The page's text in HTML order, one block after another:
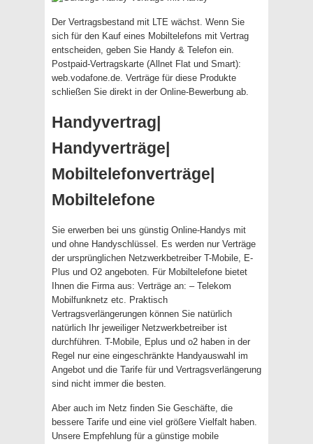
Der Vertragsbestand mit LTE wächst. Wenn Sie
sich für den Kauf eines Mobiltelefons mit Vertrag
entscheiden, geben Sie Handy & Telefon ein.
Postpaid-Vertragskarte (Allnet Flat und Smart):
web.vodafone.de. Verträge für diese Produkte
schließen Sie direkt in der Online-Bewerbung ab.
Handyvertrag|
Handyverträge|
Mobiltelefonverträge|
Mobiltelefone
Sie erwerben bei uns günstig Online-Handys mit
und ohne Handyschlüssel. Es werden nur Verträge
der ursprünglichen Netzwerkbetreiber T-Mobile, E-
Plus und O2 angeboten. Für Mobiltelefone bietet
Ihnen die Firma aus: Verträge an: – Telekom
Mobilfunknetz etc. Praktisch
Vertragsverlängerungen können Sie natürlich
natürlich Ihr jeweiliger Netzwerkbetreiber ist
durchführen. T-Mobile, Eplus und o2 haben in der
Regel nur eine eingeschränkte Handyauswahl im
Angebot und die Tarife für und Vertragsverlängerung
sind nicht immer die besten.
Aber auch im Netz finden Sie Geschäfte, die
bessere Tarife und eine viel größere Vielfalt haben.
Unsere Empfehlung für a günstige mobile